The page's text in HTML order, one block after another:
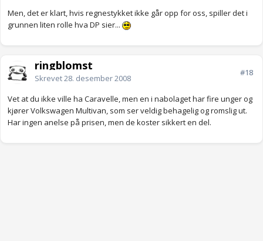
Men, det er klart, hvis regnestykket ikke går opp for oss, spiller det i
grunnen liten rolle hva DP sier...
ringblomst
Skrevet28. desember 2008
#18
Vet at du ikke ville ha Caravelle, men en i nabolaget har fire unger og
kjører Volkswagen Multivan, som ser veldig behagelig og romslig ut.
Har ingen anelse på prisen, men de koster sikkert en del.